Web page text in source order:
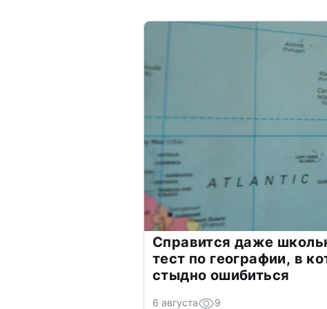
Справится даже
тест по географии, в
стыдно ошибиться
6 августа 9